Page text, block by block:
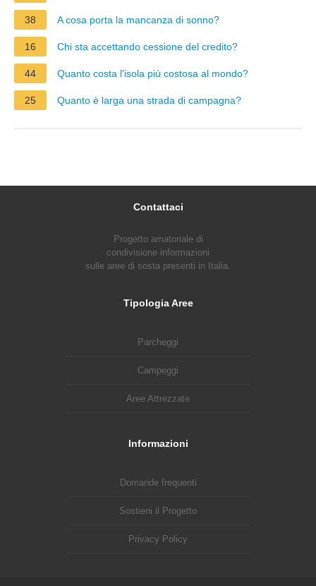
38 A cosa porta la mancanza di sonno?
16 Chi sta accettando cessione del credito?
44 Quanto costa l'isola più costosa al mondo?
25 Quanto è larga una strada di campagna?
Contattaci
Progetto amatoriale di
condivisione informazioni
sulle aree di sosta presenti in Italia.
Tipologia Aree
Parcheggi
Campeggi
Aree Attrezzate
Informazioni
Domande frequenti
Sostieni il Progetto
Privacy Policy